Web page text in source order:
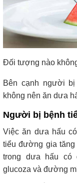
Đối tượng nào
Bên cạnh người
không nên ăn dưa
Người bị bệnh
Việc ăn dưa hấu
tiểu đường gia
trong dưa hấu có
glucoza và đường